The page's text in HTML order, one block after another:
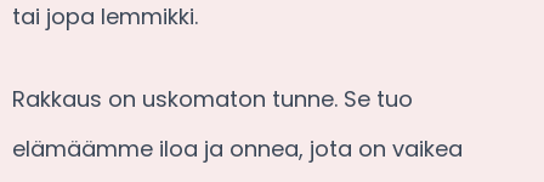
tai jopa lemmikki.
Rakkaus on uskomaton tunne. Se tuo
elämäämme iloa ja onnea, jota on vaikea